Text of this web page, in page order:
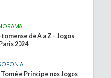
de A a Z – Jogos
2024
Tomé e Príncipe nos Jogos